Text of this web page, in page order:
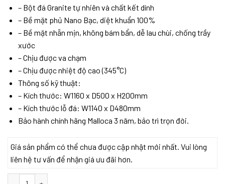
– Bột đá Granite tự nhiên và chất kết dính
– Bề mặt phủ Nano Bạc, diệt khuẩn 100%
– Bề mặt nhẵn mịn, không bám bẩn, dễ lau chùi, chống trầy
xước
– Chịu được va chạm
– Chịu được nhiệt độ cao (345°C)
Thông số kỹ thuật:
– Kích thước: W1160 x D500 x H200mm
– Kích thước lỗ đá: W1140 x D480mm
Bảo hành chính hãng Malloca 3 năm, bảo trì trọn đời.
Giá sản phẩm có thể chưa được cập nhật mới nhất. Vui lòng
liên hệ tư vấn để nhận giá ưu đãi hơn.